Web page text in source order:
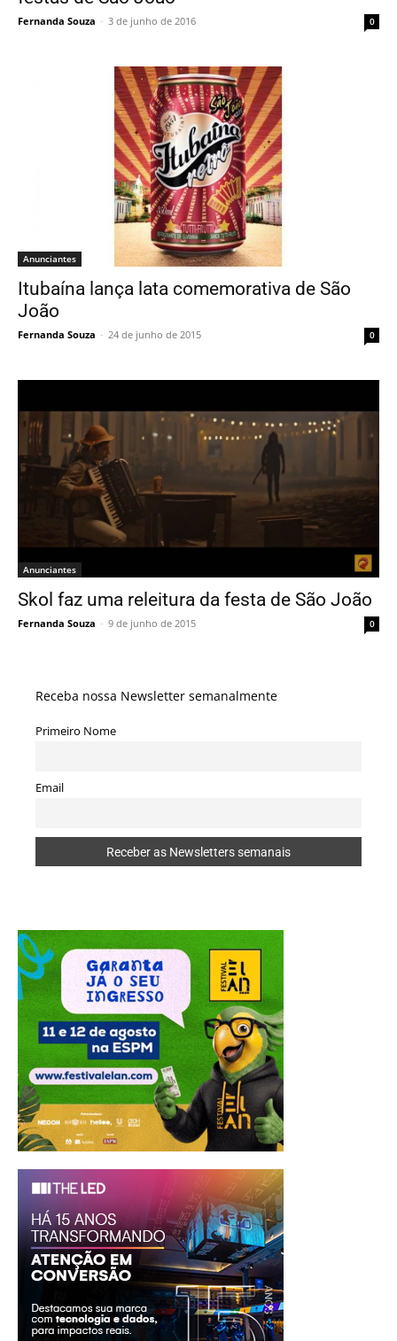
Fernanda Souza - 3 de junho de 2016 0
Anunciantes
Itubaína lança lata comemorativa de São
João
Fernanda Souza - 24 de junho de 2015 0
Anunciantes
Skol faz uma releitura da festa de São João
Fernanda Souza - 9 de junho de 2015 0
Receba nossa Newsletter semanalmente
Primeiro Nome
Email